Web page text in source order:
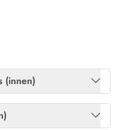
Die zahlreichen Fenster
eine tolle Aussicht auf
umhüllt, könnt ihr die
die für eine
(innen)
Ja